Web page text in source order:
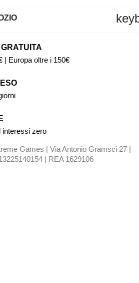
| Europa oltre i 150€
interessi zero
Games | Via Antonio Gramsci 27 |
| REA 1629106